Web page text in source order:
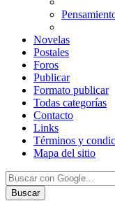
Novelas
Postales
Foros
Publicar
Formato publicar
Todas categorías
Contacto
Links
Términos y
Mapa del sitio
Buscar